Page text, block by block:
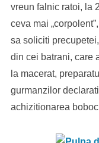
vreun falnic ratoi, la
ceva mai
sa soliciti
din cei batrani, care
la macerat,
gurmanzilor
achizitionarea